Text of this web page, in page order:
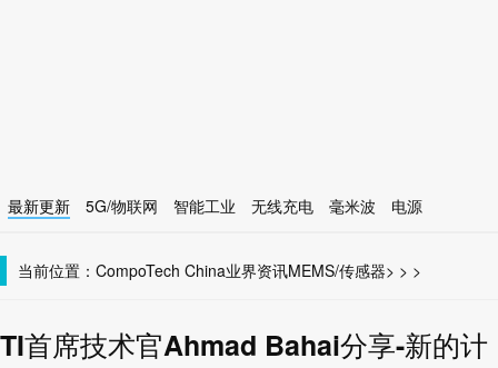
最新更新 5G/物联网 智能工业 无线充电 毫米波
电源
当前位置： CompoTech China >
业界资讯 >
MEMS/传感器 >
TI首席技术官Ahmad Bahai分享-新的计